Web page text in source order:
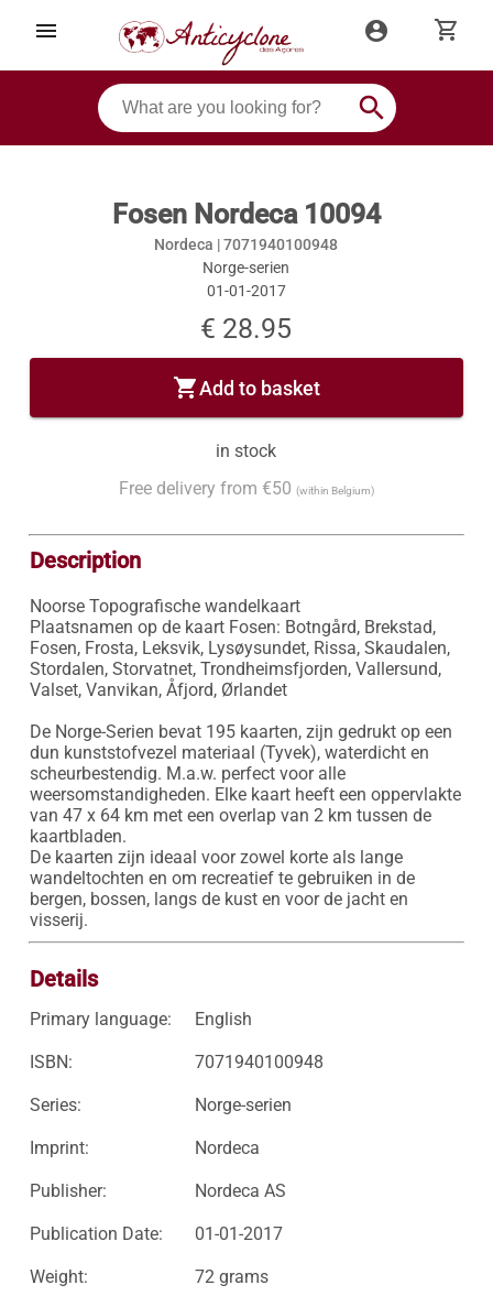
menu account_circle shopping_cart
search
Fosen Nordeca 10094
Nordeca |7071940100948
Norge-serien
01-01-2017
€ 28.95
shopping_cartAdd to basket
in stock
Free delivery from €50 (within Belgium)
Description
Noorse Topografische wandelkaart
Plaatsnamen op de kaart Fosen: Botngård, Brekstad,
Fosen, Frosta, Leksvik, Lysøysundet, Rissa, Skaudalen,
Stordalen, Storvatnet, Trondheimsfjorden, Vallersund,
Valset, Vanvikan, Åfjord, Ørlandet
De Norge-Serien bevat 195 kaarten, zijn gedrukt op een
dun kunststofvezel materiaal (Tyvek), waterdicht en
scheurbestendig. M.a.w. perfect voor alle
weersomstandigheden. Elke kaart heeft een oppervlakte
van 47 x 64 km met een overlap van 2 km tussen de
kaartbladen.
De kaarten zijn ideaal voor zowel korte als lange
wandeltochten en om recreatief te gebruiken in de
bergen, bossen, langs de kust en voor de jacht en
visserij.
Details
Primary language: English
ISBN: 7071940100948
Series: Norge-serien
Imprint: Nordeca
Publisher: Nordeca AS
Publication Date: 01-01-2017
Weight: 72 grams